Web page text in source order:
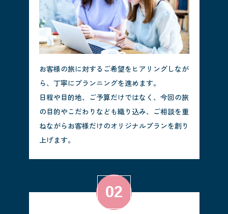
お客様の旅に対するご希望をヒアリングしなが
ら、丁寧にプランニングを進めます。
日程や目的地、ご予算だけではなく、今回の旅
の目的やこだわりなども織り込み、ご相談を重
ねながらお客様だけのオリジナルプランを創り
上げます。